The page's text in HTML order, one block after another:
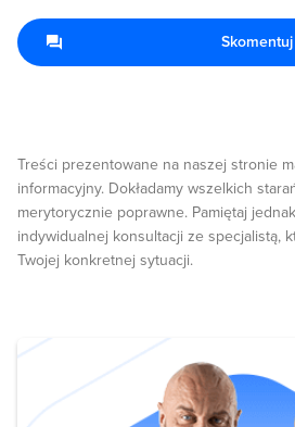
Treści prezentowane na naszej stronie
informacyjny. Dokładamy wszelkich
merytorycznie poprawne. Pamiętaj
indywidualnej konsultacji ze specjalistą,
Twojej konkretnej sytuacji.
Skomentuj